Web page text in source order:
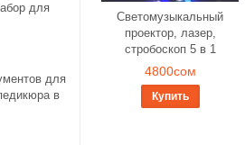
для
для
в
Светомузыкальный
проектор, лазер,
стробоскоп 5 в 1
4800сом
Купить